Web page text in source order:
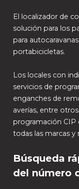
El localizador de
solución para los
para
portabicicletas.
Los locales con
servicios de
enganches de
averías, entre
programación CIP
todas las marcas y
Búsqueda
del número